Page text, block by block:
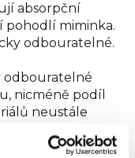
absorpční
pohodlí miminka.
odbouratelné.
odbouratelné
nicméně podíl
neustále